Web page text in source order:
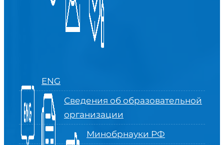
ENG
Сведения об образовательной
организации
Минобрнауки РФ